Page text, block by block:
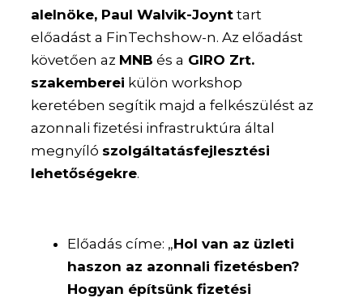
alelnöke, Paul Walvik-Joynt tart
előadást a FinTechshow-n. Az előadást
követően az MNB és a GIRO Zrt.
szakemberei külön workshop
keretében segítik majd a felkészülést az
azonnali fizetési infrastruktúra által
megnyíló szolgáltatásfejlesztési
lehetőségekre.
Előadás címe: „Hol van az üzleti
haszon az azonnali fizetésben?
Hogyan építsünk fizetési